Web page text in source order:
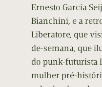
Ernesto Garcia
Bianchini, e a
Liberatore, que
de-semana, que
do punk-futurista
mulher pré-